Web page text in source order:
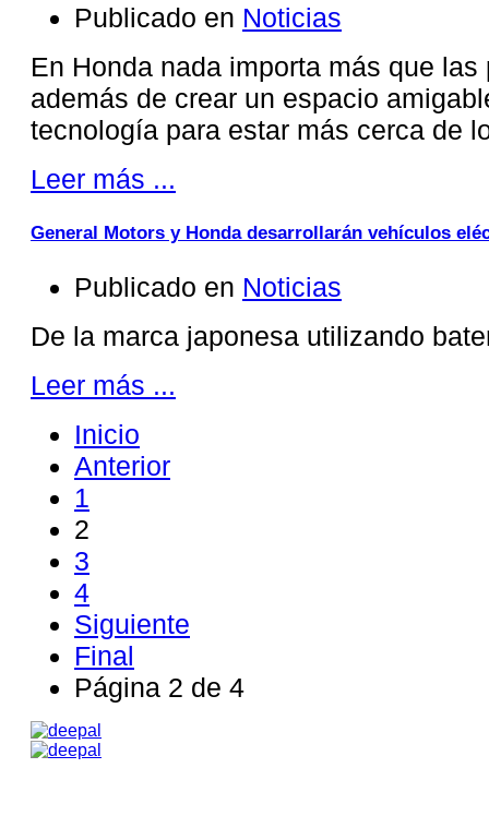
Publicado en Noticias
En Honda nada importa más que
además de crear un espacio
tecnología para estar más cerca de
Leer más ...
General Motors y Honda desarrollarán vehículos
Publicado en Noticias
De la marca japonesa utilizando
Leer más ...
Inicio
Anterior
1
2
3
4
Siguiente
Final
Página 2 de 4